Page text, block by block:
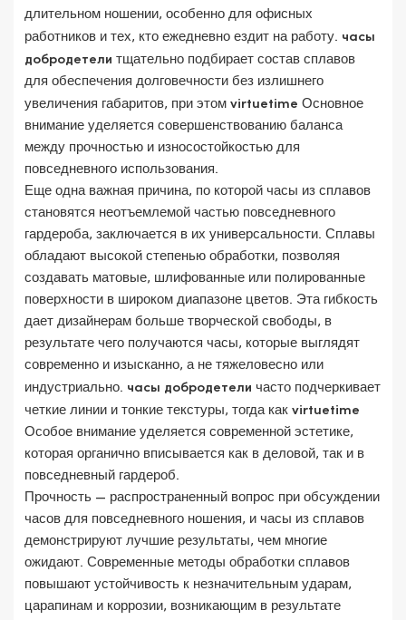
длительном ношении, особенно для офисных
работников и тех, кто ежедневно ездит на работу. часы
добродетели тщательно подбирает состав сплавов
для обеспечения долговечности без излишнего
увеличения габаритов, при этом virtuetime Основное
внимание уделяется совершенствованию баланса
между прочностью и износостойкостью для
повседневного использования.
Еще одна важная причина, по которой часы из сплавов
становятся неотъемлемой частью повседневного
гардероба, заключается в их универсальности. Сплавы
обладают высокой степенью обработки, позволяя
создавать матовые, шлифованные или полированные
поверхности в широком диапазоне цветов. Эта гибкость
дает дизайнерам больше творческой свободы, в
результате чего получаются часы, которые выглядят
современно и изысканно, а не тяжеловесно или
индустриально. часы добродетели часто подчеркивает
четкие линии и тонкие текстуры, тогда как virtuetime
Особое внимание уделяется современной эстетике,
которая органично вписывается как в деловой, так и в
повседневный гардероб.
Прочность — распространенный вопрос при обсуждении
часов для повседневного ношения, и часы из сплавов
демонстрируют лучшие результаты, чем многие
ожидают. Современные методы обработки сплавов
повышают устойчивость к незначительным ударам,
царапинам и коррозии, возникающим в результате